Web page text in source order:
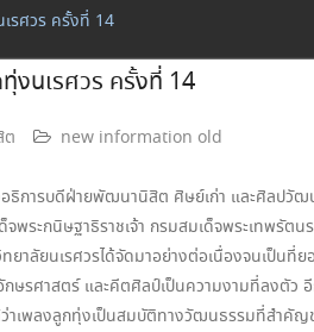
รศวร ครั้งที่ 14
งนเรศวร ครั้งที่ 14
ต new information old
ารบดีฝ่ายพัฒนานิสิต ศิษย์เก่า และศิลปวัฒ
พระกนิษฐาธิราชเจ้า กรมสมเด็จพระเทพรั
ยาลัยนเรศวรได้จัดมาอย่างต่อเนื่องจนเป็
ษรศาสตร์ และคีตศิลป์เป็นความงามที่ลงตั
เพลงลูกทุ่งเป็นสมบัติทางวัฒนธรรมที่สำคั